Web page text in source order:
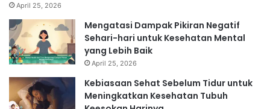
April 25, 2026
Mengatasi Dampak Pikiran Negatif
Sehari-hari untuk Kesehatan Mental
yang Lebih Baik
April 25, 2026
Kebiasaan Sehat Sebelum Tidur untuk
Meningkatkan Kesehatan Tubuh